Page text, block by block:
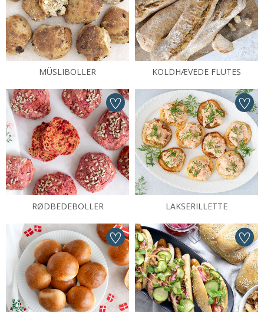
MÜSLIBOLLER KOLDHÆVEDE FLUTES
RØDBEDEBOLLER LAKSERILLETTE